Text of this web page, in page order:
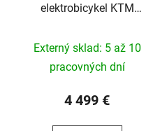
elektrobicykel KTM
Externý sklad: 5 až 10
pracovných dní
4 499 €